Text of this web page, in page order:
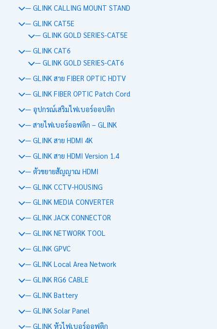
— GLINK CALLING MOUNT STAND
— GLINK CAT5E
— GLINK GOLD SERIES-CAT5E
— GLINK CAT6
— GLINK GOLD SERIES-CAT6
— GLINK สาย FIBER OPTIC HDTV
— GLINK FIBER OPTIC Patch Cord
— อุปกรณ์เสริมไฟเบอร์ออปติก
— สายไฟเบอร์ออฟติก – GLINK
— GLINK สาย HDMI 4K
— GLINK สาย HDMI Version 1.4
— ตัวขยายสัญญาณ HDMI
— GLINK CCTV-HOUSING
— GLINK MEDIA CONVERTER
— GLINK JACK CONNECTOR
— GLINK NETWORK TOOL
— GLINK GPVC
— GLINK Local Area Network
— GLINK RG6 CABLE
— GLINK Battery
— GLINK Solar Panel
— GLINK หัวไฟเบอร์ออฟติก